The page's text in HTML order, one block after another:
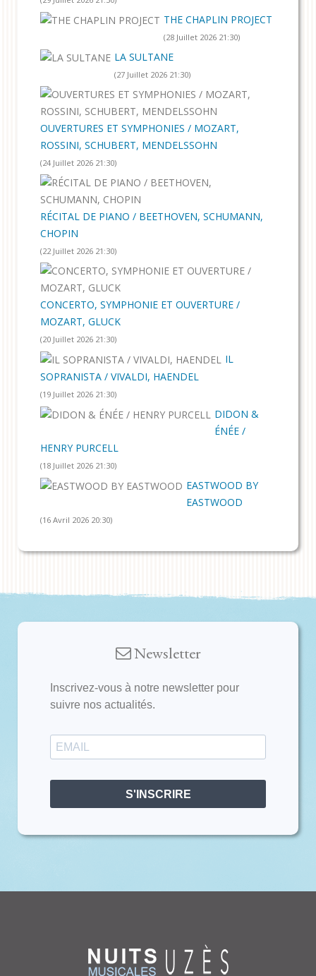
THE CHAPLIN PROJECT
(28 Juillet 2026 21:30)
LA SULTANE
(27 Juillet 2026 21:30)
OUVERTURES ET SYMPHONIES / MOZART,
ROSSINI, SCHUBERT, MENDELSSOHN
(24 Juillet 2026 21:30)
RÉCITAL DE PIANO / BEETHOVEN, SCHUMANN,
CHOPIN
(22 Juillet 2026 21:30)
CONCERTO, SYMPHONIE ET OUVERTURE /
MOZART, GLUCK
(20 Juillet 2026 21:30)
IL
SOPRANISTA / VIVALDI, HAENDEL
(19 Juillet 2026 21:30)
DIDON &
ÉNÉE /
HENRY PURCELL
(18 Juillet 2026 21:30)
EASTWOOD BY
EASTWOOD
(16 Avril 2026 20:30)
Newsletter
Inscrivez-vous à notre newsletter pour
suivre nos actualités.
S'INSCRIRE